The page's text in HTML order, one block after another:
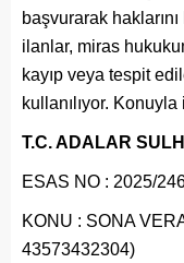
başvurarak
ilanlar, miras
kayıp veya tespit
kullanılıyor.
T.C. ADALAR
ESAS NO : 2025/
KONU : SONA
43573432304)